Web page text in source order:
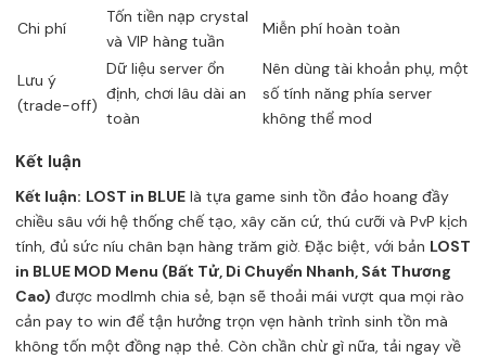
Chi phí
Tốn tiền nạp crystal
và VIP hàng tuần
Miễn phí hoàn toàn
Lưu ý
(trade-off)
Dữ liệu server ổn
định, chơi lâu dài an
toàn
Nên dùng tài khoản phụ, một
số tính năng phía server
không thể mod
Kết luận
Kết luận: LOST in BLUE là tựa game sinh tồn đảo hoang đầy
chiều sâu với hệ thống chế tạo, xây căn cứ, thú cưỡi và PvP kịch
tính, đủ sức níu chân bạn hàng trăm giờ. Đặc biệt, với bản LOST
in BLUE MOD Menu (Bất Tử, Di Chuyển Nhanh, Sát Thương
Cao) được modlmh chia sẻ, bạn sẽ thoải mái vượt qua mọi rào
cản pay to win để tận hưởng trọn vẹn hành trình sinh tồn mà
không tốn một đồng nạp thẻ. Còn chần chừ gì nữa, tải ngay về